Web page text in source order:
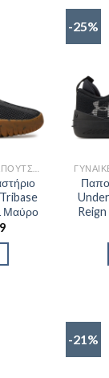
Μαύρο
Η
-25%
-21%